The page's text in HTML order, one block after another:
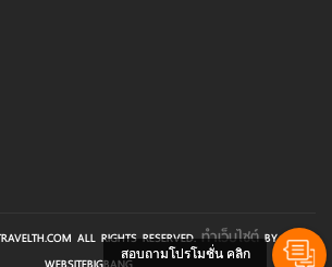
ALL RIGHTS RESERVED.ทำเว็บไซต์BY
สอบถามโปรโมชั่น คลิก